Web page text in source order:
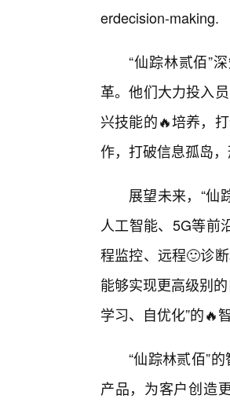
erdecision-making.
“仙踪林贰佰”
革。他们大力投入
兴技能的🔥培养，
作，打破信息孤岛
展望未来，“仙
人工智能、5G等前
程监控、远程🙂诊
能够实现更高级别
学习、自优化”的🔥
“仙踪林贰佰”
产品，为客户创造